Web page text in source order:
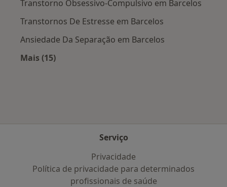
Transtorno Obsessivo-Compulsivo em Barcelos
Transtornos De Estresse em Barcelos
Ansiedade Da Separação em Barcelos
Mais (15)
Serviço
Privacidade
Política de privacidade para determinados
profissionais de saúde